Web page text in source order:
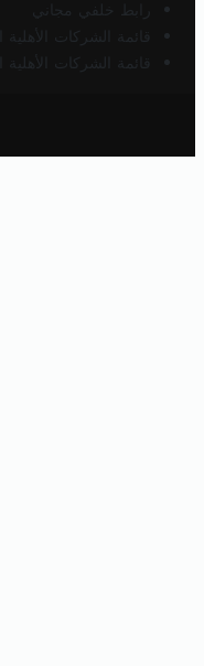
رابط خلفي مجاني
قائمة الشركات الأهلية
قائمة الشركات الأهلية